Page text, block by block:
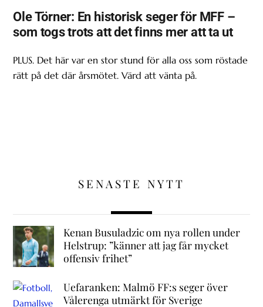
Ole Törner: En historisk seger för MFF –
som togs trots att det finns mer att ta ut
PLUS. Det här var en stor stund för alla oss som röstade
rätt på det där årsmötet. Värd att vänta på.
SENASTE NYTT
Kenan Busuladzic om nya rollen under
Helstrup: ”känner att jag får mycket
offensiv frihet”
Uefaranken: Malmö FF:s seger över
Vålerenga utmärkt för Sverige